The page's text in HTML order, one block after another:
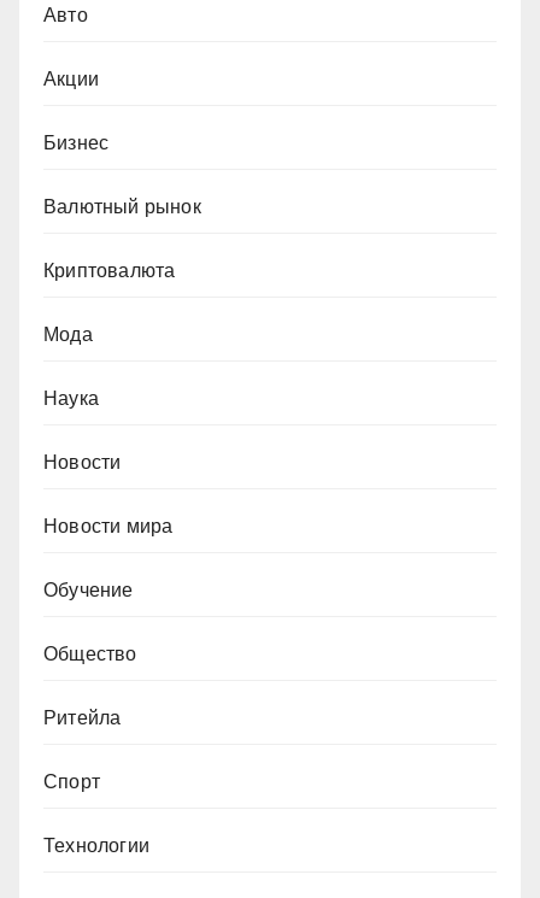
Авто
Акции
Бизнес
Валютный рынок
Криптовалюта
Мода
Наука
Новости
Новости мира
Обучение
Общество
Ритейла
Спорт
Технологии